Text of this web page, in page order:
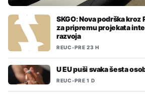
SKGO: Nova podrška kroz
za pripremu projekata
razvoja
REUC•PRE 23 H
U EU puši svaka šesta
REUC•PRE 1 D